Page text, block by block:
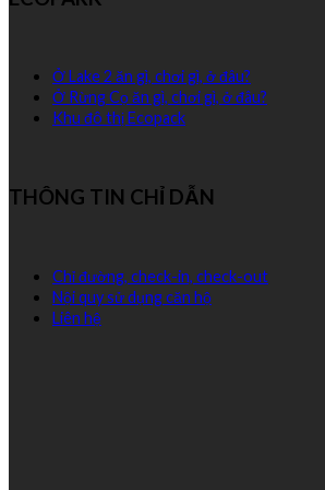
Ở Lake 2 ăn gì, chơi gì, ở đâu?
Ở Rừng Cọ ăn gì, chơi gì, ở đâu?
Khu đô thị Ecopack
THÔNG TIN CHỈ DẪN
Chỉ đường, check-in, check-out
Nội quy sử dụng căn hộ
Liên hệ